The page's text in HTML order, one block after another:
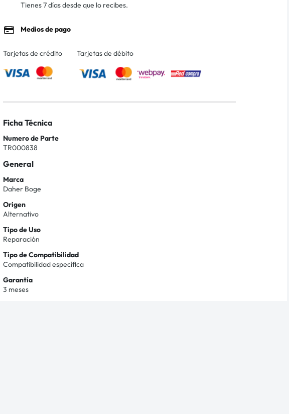
Tienes 7 días desde que lo recibes.
Medios de pago
Tarjetas de crédito Tarjetas de débito
Ficha Técnica
Numero de Parte
TR000838
General
Marca
Daher Boge
Origen
Alternativo
Tipo de Uso
Reparación
Tipo de Compatibilidad
Compatibilidad específica
Garantía
3 meses